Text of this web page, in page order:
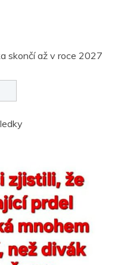
skončí až v roce 2027